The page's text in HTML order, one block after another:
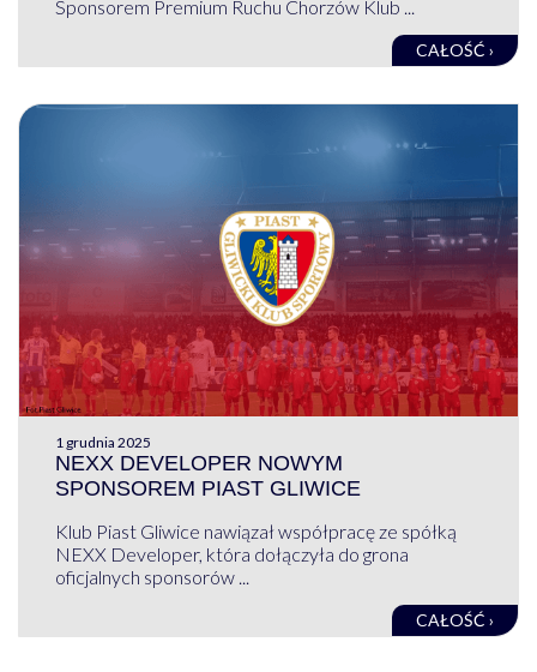
Sponsorem Premium Ruchu Chorzów Klub ...
CAŁOŚĆ ›
1 grudnia 2025
NEXX DEVELOPER NOWYM
SPONSOREM PIAST GLIWICE
Klub Piast Gliwice nawiązał współpracę ze spółką
NEXX Developer, która dołączyła do grona
oficjalnych sponsorów ...
CAŁOŚĆ ›